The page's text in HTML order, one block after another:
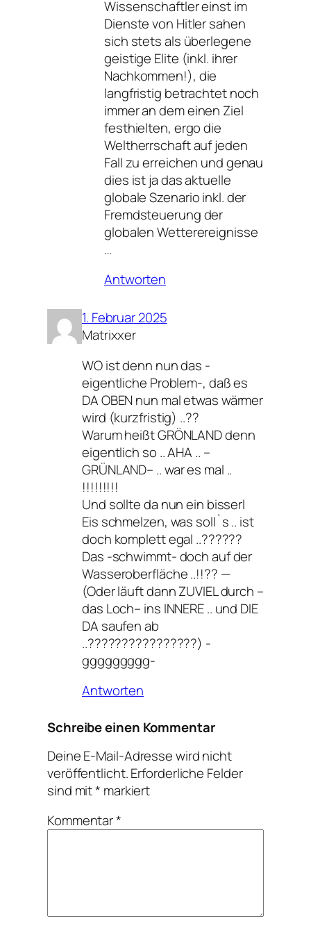
Wissenschaftler einst im
Dienste von Hitler sahen
sich stets als überlegene
geistige Elite (inkl. ihrer
Nachkommen!), die
langfristig betrachtet noch
immer an dem einen Ziel
festhielten, ergo die
Weltherrschaft auf jeden
Fall zu erreichen und genau
dies ist ja das aktuelle
globale Szenario inkl. der
Fremdsteuerung der
globalen Wetterereignisse
…
Antworten
1. Februar 2025
Matrixxer
WO ist denn nun das -
eigentliche Problem-, daß es
DA OBEN nun mal etwas wärmer
wird (kurzfristig) ..??
Warum heißt GRÖNLAND denn
eigentlich so .. AHA .. –
GRÜNLAND– .. war es mal ..
!!!!!!!!!
Und sollte da nun ein bisserl
Eis schmelzen, was soll`s .. ist
doch komplett egal ..??????
Das -schwimmt- doch auf der
Wasseroberfläche ..!!?? —
(Oder läuft dann ZUVIEL durch –
das Loch– ins INNERE .. und DIE
DA saufen ab
..????????????????) -
ggggggggg-
Antworten
Schreibe einen Kommentar
Deine E-Mail-Adresse wird nicht
veröffentlicht.Erforderliche Felder
sind mit* markiert
Kommentar*